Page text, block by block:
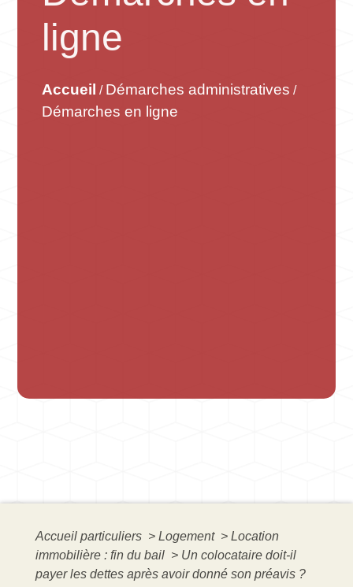
ligne
Accueil / Démarches administratives /
Démarches en ligne
Accueil particuliers > Logement > Location
immobilière : fin du bail > Un colocataire doit-il
payer les dettes après avoir donné son préavis ?